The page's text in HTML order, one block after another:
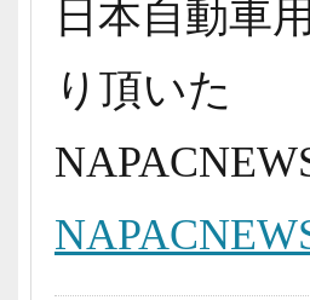
日本自動車
り頂いた